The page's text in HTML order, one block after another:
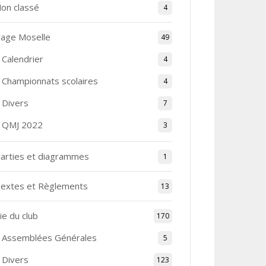
classé 4
Moselle 49
Calendrier 4
Championnats scolaires 4
Divers 7
QMJ 2022 3
et diagrammes 1
et Règlements 13
du club 170
Assemblées Générales 5
Divers 123